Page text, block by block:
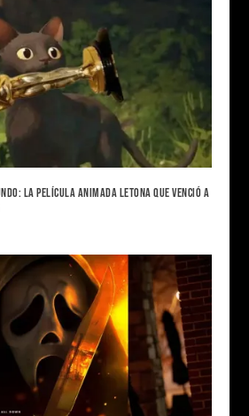
LA PELÍCULA ANIMADA LETONA QUE VENCIÓ A